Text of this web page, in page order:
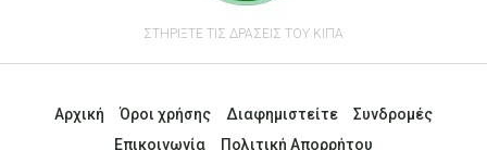
ΣΤΗΡΙΞΤΕ ΤΙΣ ΔΡΑΣΕΙΣ ΤΟΥ ΚΙΠΑ
Αρχική Όροι χρήσης Διαφημιστείτε
Συνδρομές
Επικοινωνία
Πολιτική Απορρήτου